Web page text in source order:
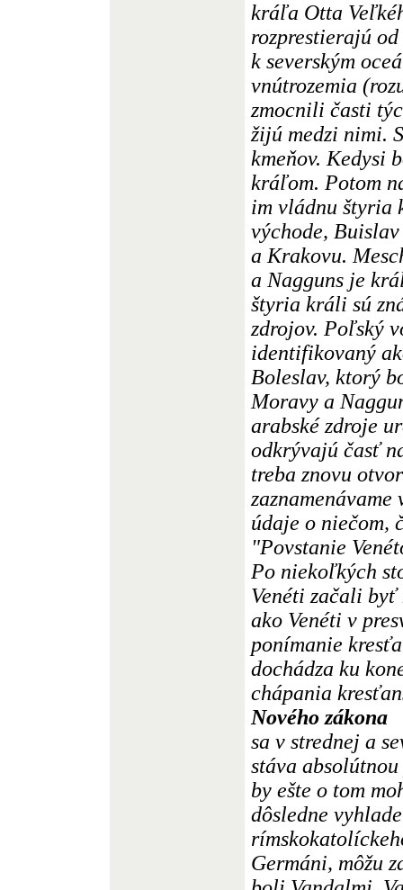
kráľa Otta
rozprestierajú od
k severským
vnútrozemia
zmocnili časti
žijú medzi nimi.
kmeňov. Kedysi
kráľom. Potom
im vládnu štyria
východe,
a Krakovu.
a Nagguns je
štyria králi sú
zdrojov. Poľský
identifikovaný
Boleslav, ktorý
Moravy a
arabské zdroje
odkrývajú časť
treba znovu
údaje o niečom,
"Povstanie
Po niekoľkých
Venéti začali
ako Venéti v
ponímanie
dochádza ku
chápania
Nového zákona
sa v strednej a
stáva
by ešte o tom
dôsledne
Germáni, môžu